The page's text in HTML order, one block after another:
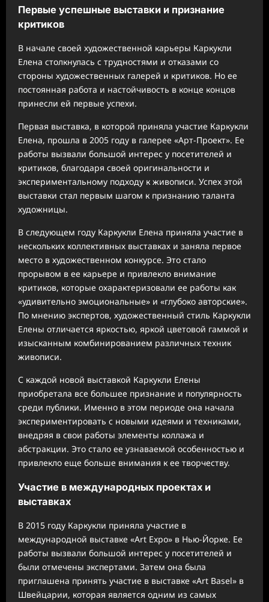
Первые успешные выставки и признание
критиков
В начале своей художественной карьеры Каркукли
Елена столкнулась с трудностями и отказами со
стороны художественных галерей и критиков. Но ее
постоянная работа и настойчивость в конце концов
принесли ей первые успехи.
Первая выставка, в которой приняла участие Каркукли
Елена, прошла в 2005 году в галерее «Арт-Проект». Ее
работы вызвали большой интерес у посетителей и
критиков, благодаря своей оригинальности и
экспериментальному подходу к живописи. Успех этой
выставки стал первым шагом к признанию таланта
художницы.
В следующем году Каркукли Елена приняла участие в
нескольких коллективных выставках и заняла первое
место в художественном конкурсе. Это стало
прорывом в ее карьере и привлекло внимание
критиков, которые охарактеризовали ее работы как
«удивительно эмоциональные» и «глубоко авторские».
По мнению экспертов, художественный стиль Каркукли
Елены отличается яркостью, яркой цветовой гаммой и
изысканным комбинированием различных техник
живописи.
С каждой новой выставкой Каркукли Елены
приобретала все большее признание и популярность
среди публики. Именно в этом периоде она начала
экспериментировать с новыми идеями и техниками,
внедряя в свои работы элементы коллажа и
абстракции. Это стало ее узнаваемой особенностью и
привлекло еще больше внимания к ее творчеству.
Участие в международных проектах и
выставках
В 2015 году Каркукли приняла участие в
международной выставке «Art Expo» в Нью-Йорке. Ее
работы вызвали большой интерес у посетителей и
были отмечены экспертами. Затем она была
приглашена принять участие в выставке «Art Basel» в
Швейцарии, которая является одним из самых